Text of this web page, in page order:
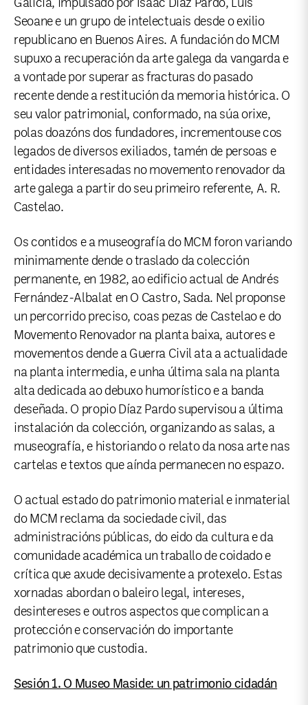
Galicia, impulsado por Isaac Díaz Pardo, Luís
Seoane e un grupo de intelectuais desde o exilio
republicano en Buenos Aires. A fundación do MCM
supuxo a recuperación da arte galega da vangarda e
a vontade por superar as fracturas do pasado
recente dende a restitución da memoria histórica. O
seu valor patrimonial, conformado, na súa orixe,
polas doazóns dos fundadores, incrementouse cos
legados de diversos exiliados, tamén de persoas e
entidades interesadas no movemento renovador da
arte galega a partir do seu primeiro referente, A. R.
Castelao.
Os contidos e a museografía do MCM foron variando
minimamente dende o traslado da colección
permanente, en 1982, ao edificio actual de Andrés
Fernández-Albalat en O Castro, Sada. Nel proponse
un percorrido preciso, coas pezas de Castelao e do
Movemento Renovador na planta baixa, autores e
movementos dende a Guerra Civil ata a actualidade
na planta intermedia, e unha última sala na planta
alta dedicada ao debuxo humorístico e a banda
deseñada. O propio Díaz Pardo supervisou a última
instalación da colección, organizando as salas, a
museografía, e historiando o relato da nosa arte nas
cartelas e textos que aínda permanecen no espazo.
O actual estado do patrimonio material e inmaterial
do MCM reclama da sociedade civil, das
administracións públicas, do eido da cultura e da
comunidade académica un traballo de coidado e
crítica que axude decisivamente a protexelo. Estas
xornadas abordan o baleiro legal, intereses,
desintereses e outros aspectos que complican a
protección e conservación do importante
patrimonio que custodia.
Sesión 1. O Museo Maside: un patrimonio cidadán